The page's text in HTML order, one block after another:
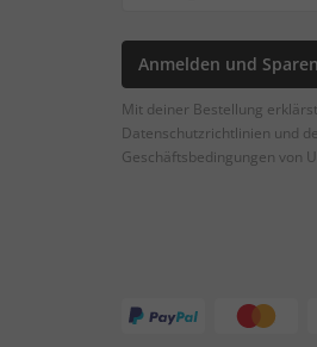
Anmelden und Sparen
Mit deiner Bestellung
Datenschutzrichtlinien und
Geschäftsbedingungen von